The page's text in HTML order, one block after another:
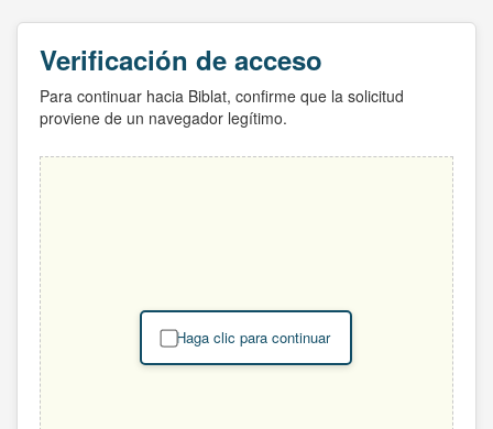
Verificación de acceso
Para continuar hacia Biblat, confirme que la solicitud
proviene de un navegador legítimo.
Haga clic para continuar